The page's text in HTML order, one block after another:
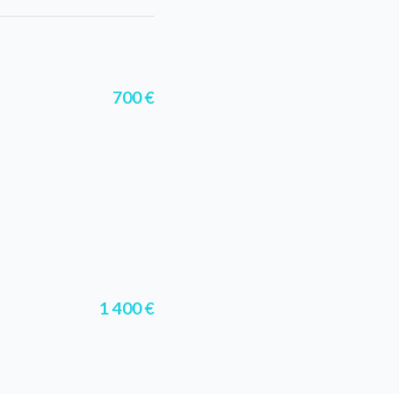
700 €
1 400 €